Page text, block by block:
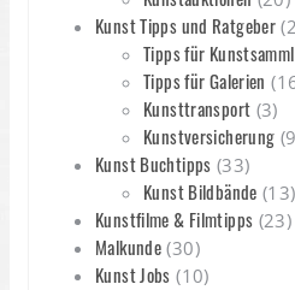
Kunst Tipps und Ratgeber
Tipps für
Tipps für Galerien
Kunsttransport (3)
Kunstversicherung
Kunst Buchtipps (33)
Kunst Bildbände (13)
Kunstfilme & Filmtipps (23)
Malkunde (30)
Kunst Jobs (10)